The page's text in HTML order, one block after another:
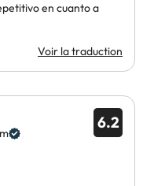
en cuanto a
Voir la traduction
6.2